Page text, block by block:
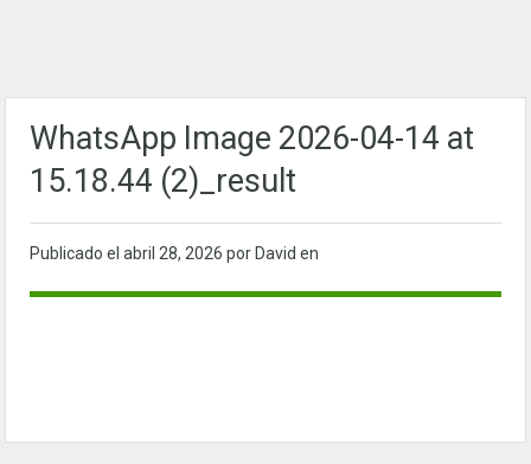
WhatsApp Image 2026-04-14 at
15.18.44 (2)_result
Publicado el abril 28, 2026 por David en